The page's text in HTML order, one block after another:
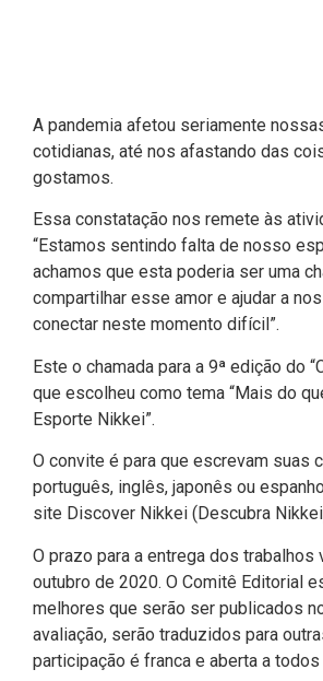
A pandemia afetou seriamente
cotidianas, até nos afastando das
gostamos.
Essa constatação nos remete às
“Estamos sentindo falta de nosso
achamos que esta poderia ser uma
compartilhar esse amor e ajudar a
conectar neste momento difícil”.
Este o chamada para a 9ª edição do
que escolheu como tema “Mais do
Esporte Nikkei”.
O convite é para que escrevam suas
português, inglês, japonês ou
site Discover Nikkei (Descubra
O prazo para a entrega dos trabalhos
outubro de 2020. O Comitê Editorial
melhores que serão ser publicados
avaliação, serão traduzidos para
participação é franca e aberta a